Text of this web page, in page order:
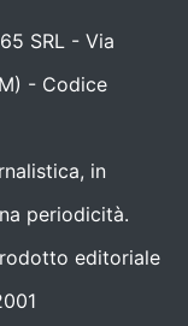
SRL - Via
- Codice
in
periodicità.
editoriale